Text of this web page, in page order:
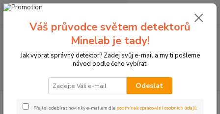
+420774877333
0 Kč
Váš průvodce světem detektorů
Minelab je tady!
Jak vybrat správný detektor? Zadej svůj e-mail a my ti pošleme
návod podle čeho vybírat.
Odeslat
Přeji si odebírat novinky e-mailem dle podmínek zpracování osobních údajů.